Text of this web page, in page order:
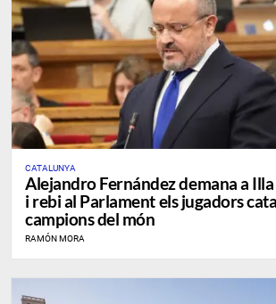
CATALUNYA
Alejandro Fernández demana a
i rebi al Parlament els jugadors
campions del món
RAMÓN MORA